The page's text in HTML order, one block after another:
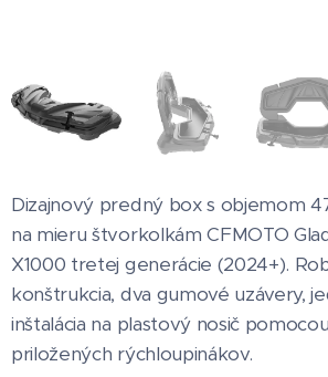
Dizajnový predný box s objemom
na mieru štvorkolkám CFMOTO
X1000 tretej generácie (2024+).
konštrukcia, dva gumové uzávery,
inštalácia na plastový nosič
priložených rýchloupinákov.